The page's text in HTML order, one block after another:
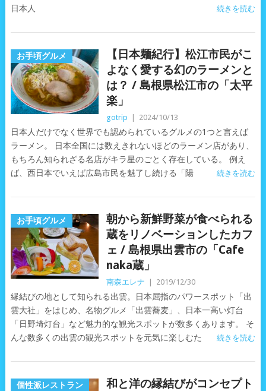
日本人
続きを読む
お手頃グルメ
【日本麺紀行】松江市民がこ
よなく愛する幻のラーメンと
は？ / 島根県松江市の「太平
楽」
gotrip 2024/10/13
日本人だけでなく世界でも認められているグルメの1つと言えば
ラーメン。 日本全国には数えきれないほどのラーメン店があり、
もちろん知られざる名店がキラ星のごとく存在している。 例え
ば、西日本でいえば広島市民を魅了し続ける「陽
続きを読む
お手頃グルメ
朝から新鮮野菜が食べられる
蔵をリノベーションしたカフ
ェ / 島根県出雲市の「Cafe
naka蔵」
南森エレナ 2019/12/30
縁結びの地として知られる出雲。日本屈指のパワースポット「出
雲大社」をはじめ、名物グルメ「出雲蕎麦」、日本一高い灯台
「日野埼灯台」など魅力的な観光スポットが数多くあります。 そ
んな数多くの出雲の観光スポットを元気に楽しむた
続きを読む
個性派レストラン
和と洋の縁結びがコンセプト